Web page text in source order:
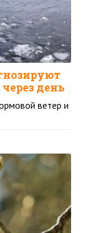
день
ветер и